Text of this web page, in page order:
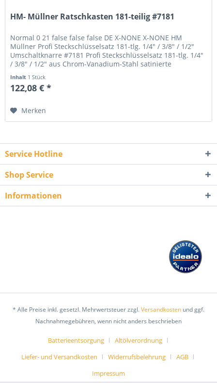
HM- Müllner Ratschkasten 181-teilig #7181
Normal 0 21 false false false DE X-NONE X-NONE HM
Müllner Profi Steckschlüsselsatz 181-tlg. 1/4" / 3/8" / 1/2"
Umschaltknarre #7181 Profi Steckschlüsselsatz 181-tlg. 1/4"
/ 3/8" / 1/2" aus Chrom-Vanadium-Stahl satinierte
Inhalt 1 Stück
122,08 € *
Merken
Service Hotline
Shop Service
Informationen
* Alle Preise inkl. gesetzl. Mehrwertsteuer zzgl.Versandkosten und ggf.
Nachnahmegebühren, wenn nicht anders beschrieben
Batterieentsorgung
Altölverordnung
Liefer- und Versandkosten
Widerrufsbelehrung
AGB
Impressum